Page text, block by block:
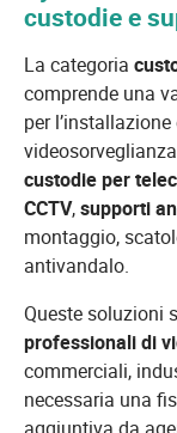
custodie e
La categoria
comprende una
per
custodie per
CCTV,supporti
montaggio,
antivandalo.
Queste soluzioni
professionali di
commerciali,
necessaria una